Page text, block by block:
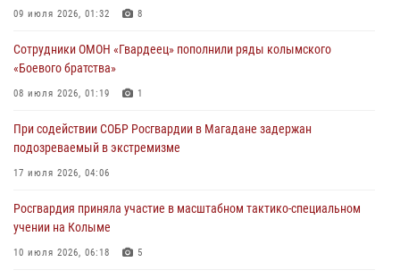
«Каникулы с Росгвардией» продолжаются на Колыме
Начальник Главного штаба – первый заместитель директора
Росгвардии Герой России генерал-полковник Сергей Бойко
15 июля 2026, 06:21
Кинологический тандем из Магадана завоевал бронзу на
15 июля 2026, 04:34
09 июля 2026, 01:32 8
Сотрудники ОМОН «Гвардеец» пополнили ряды колымского
«Боевого братства»
08 июля 2026, 01:19 1
При содействии СОБР Росгвардии в Магадане задержан
подозреваемый в экстремизме
17 июля 2026, 04:06
Росгвардия приняла участие в масштабном тактико-специальном
учении на Колыме
10 июля 2026, 06:18 5